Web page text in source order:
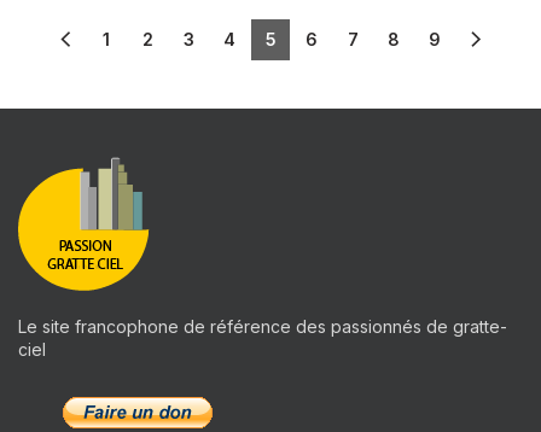
1 2 3 4 5 6 7 8 9
Le site francophone de référence des passionnés de gratte-
ciel